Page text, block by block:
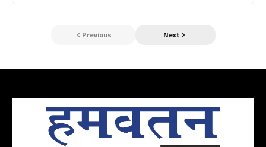
Previous Next